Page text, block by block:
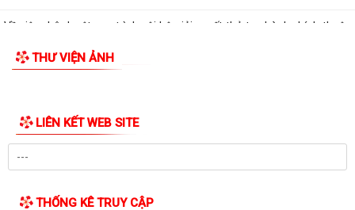
Xã Bình Giang học tập nghị quyết Hôi nghị lần thứ ba Ban Chấp hành
Về việc khai bố thủ tục hành chính nội bộ được sửa đổi, bổ sung thuộc
phạm vi, chức năng quản lý...
Quyết định Về việc kiện toàn Ban chỉ đạo áp dụng, duy trì, cải tiến và